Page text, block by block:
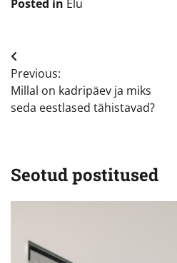
Posted in Elu
Navigeerimine
Previous:
Millal on kadripäev ja miks
seda eestlased tähistavad?
Seotud postitused